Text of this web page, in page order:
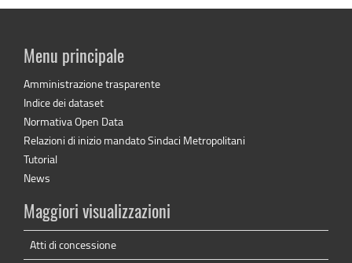
Menu principale
Amministrazione trasparente
Indice dei dataset
Normativa Open Data
Relazioni di inizio mandato Sindaci Metropolitani
Tutorial
News
Maggiori visualizzazioni
Atti di concessione